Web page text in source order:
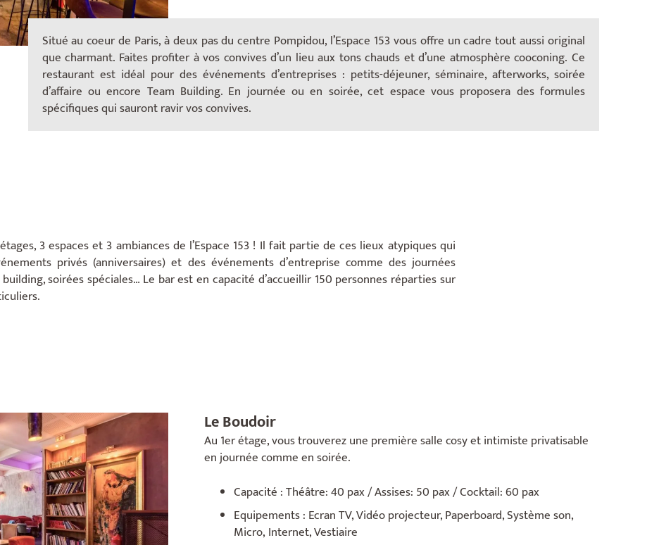
Situé au coeur de Paris, à deux pas du centre Pompidou, l’Espace 153 vous offre un cadre tout aussi original
que charmant. Faites profiter à vos convives d’un lieu aux tons chauds et d’une atmosphère cooconing. Ce
restaurant est idéal pour des événements d’entreprises : petits-déjeuner, séminaire, afterworks, soirée
d’affaire ou encore Team Building. En journée ou en soirée, cet espace vous proposera des formules
spécifiques qui sauront ravir vos convives.
3 espaces et 3 ambiances de l’Espace 153 ! Il fait partie de ces lieux atypiques qui
privés (anniversaires) et des événements d’entreprise comme des journées
soirées spéciales… Le bar est en capacité d’accueillir 150 personnes réparties sur
Le Boudoir
Au 1er étage, vous trouverez une première salle cosy et intimiste privatisable
en journée comme en soirée.
Capacité : Théâtre: 40 pax / Assises: 50 pax / Cocktail: 60 pax
Equipements : Ecran TV, Vidéo projecteur, Paperboard, Système son,
Micro, Internet, Vestiaire